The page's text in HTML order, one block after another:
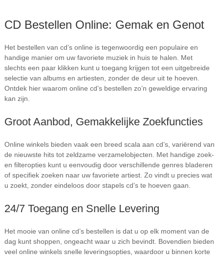
CD Bestellen Online: Gemak en Genot
Het bestellen van cd’s online is tegenwoordig een populaire en
handige manier om uw favoriete muziek in huis te halen. Met
slechts een paar klikken kunt u toegang krijgen tot een uitgebreide
selectie van albums en artiesten, zonder de deur uit te hoeven.
Ontdek hier waarom online cd’s bestellen zo’n geweldige ervaring
kan zijn.
Groot Aanbod, Gemakkelijke Zoekfuncties
Online winkels bieden vaak een breed scala aan cd’s, variërend van
de nieuwste hits tot zeldzame verzamelobjecten. Met handige zoek-
en filteropties kunt u eenvoudig door verschillende genres bladeren
of specifiek zoeken naar uw favoriete artiest. Zo vindt u precies wat
u zoekt, zonder eindeloos door stapels cd’s te hoeven gaan.
24/7 Toegang en Snelle Levering
Het mooie van online cd’s bestellen is dat u op elk moment van de
dag kunt shoppen, ongeacht waar u zich bevindt. Bovendien bieden
veel online winkels snelle leveringsopties, waardoor u binnen korte